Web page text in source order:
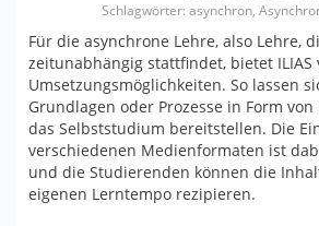
Schlagwörter: asynchron,
Für die asynchrone Lehre, also Lehre,
zeitunabhängig stattfindet, bietet ILIAS
Umsetzungsmöglichkeiten. So lassen
Grundlagen oder Prozesse in Form
das Selbststudium bereitstellen. Die
verschiedenen Medienformaten ist
und die Studierenden können die
eigenen Lerntempo rezipieren.